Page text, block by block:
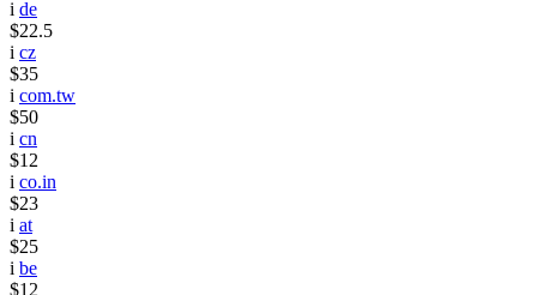
i de
$22.5
i cz
$35
i com.tw
$50
i cn
$12
i co.in
$23
i at
$25
i be
$12